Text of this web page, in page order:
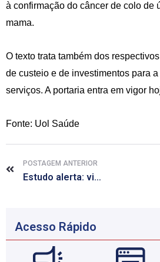
à confirmação do câncer de colo de
mama.
O texto trata também dos
de custeio e de investimentos para
serviços. A portaria entra em vigor
Fonte: Uol Saúde
POSTAGEM ANTERIOR
Estudo alerta: vitaminas podem aumentar risco de câncer de pulmão
Acesso Rápido